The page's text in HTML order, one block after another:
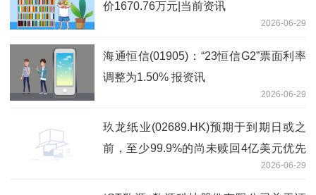
价1670.76万元|当前资讯
2026-06-29
海通恒信(01905)：“23恒信G2”票面利率
调整为1.50% 报资讯
2026-06-29
玖龙纸业(02689.HK)预期于到期日或之
前，至少99.9%的尚未赎回4亿美元优先
永续资本证券总额将获有效交回-资讯
2026-06-29